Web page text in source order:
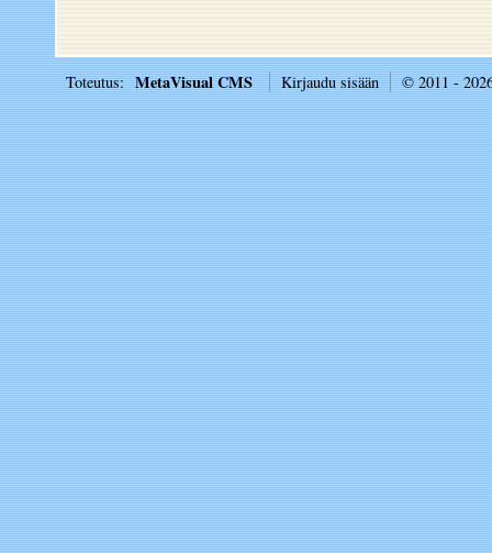
Toteutus: MetaVisual CMS Kirjaudu sisään © 2011 -